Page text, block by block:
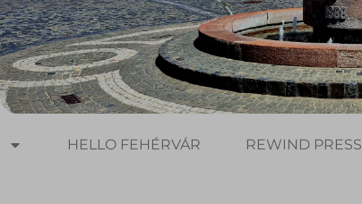
HELLO FEHÉRVÁR REWIND PRESS